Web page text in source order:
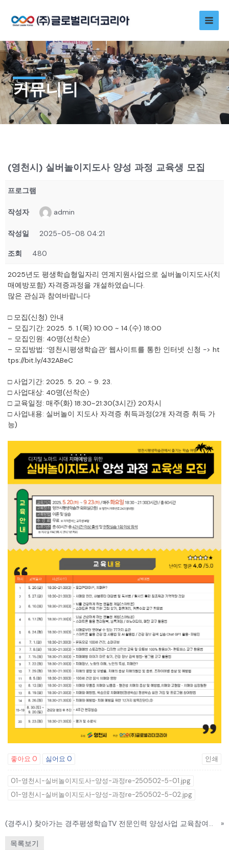
건
너
뛰
기
Main
커뮤니티
(영천시) 실버놀이지도사 양성 과정 교육생 모집
프로그램
작성자 admin
작성일 2025-05-08 04:21
조회 480
2025년도 평생학습형일자리 연계지원사업으로 실버놀이지도사(치
매예방포함) 자격증과정을 개설하였습니다.
많은 관심과 참여바랍니다
□ 모집(신청) 안내
– 모집기간: 2025. 5. 1.(목) 10:00 ~ 14.(수) 18:00
– 모집인원: 40명(선착순)
– 모집방법: ‘영천시평생학습관’ 웹사이트를 통한 인터넷 신청 -> ht
tps://bit.ly/432ABeC
□ 사업기간: 2025. 5. 20. ~ 9. 23.
□ 사업대상: 40명(선착순)
□ 교육일정: 매주(화) 18:30~21:30(3시간) 20차시
□ 사업내용: 실버놀이 지도사 자격증 취득과정(2개 자격증 취득 가
능)
좋아요 0 싫어요 0 인쇄
01-영천시-실버놀이지도사-양성-과정re-250502-5-01.jpg
01-영천시-실버놀이지도사-양성-과정re-250502-5-02.jpg
(경주시) 찾아가는 경주평생학습TV 전문인력 양성사업 교육참여자 모집 »
목록보기